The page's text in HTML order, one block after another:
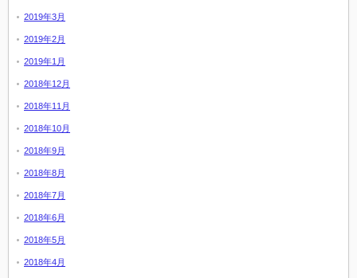
2019年3月
2019年2月
2019年1月
2018年12月
2018年11月
2018年10月
2018年9月
2018年8月
2018年7月
2018年6月
2018年5月
2018年4月